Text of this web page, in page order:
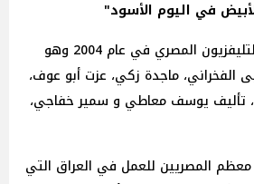
تم عرضه على قنوات التليفزيون المصري في عام 2004 وهو
الفخراني، ماجدة زكي، عزت أبو عوف،
تأليف يوسف معاطي و سمير خفاجي،
المصريين للعمل في العراق التي